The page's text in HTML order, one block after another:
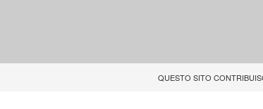
QUESTO SITO